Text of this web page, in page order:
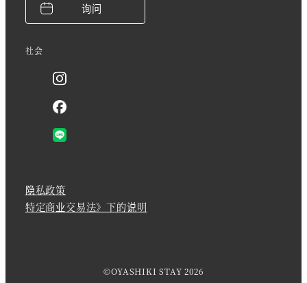
询问
社会
隐私政策
特定商业交易法》下的说明
©OYASHIKI STAY 2026